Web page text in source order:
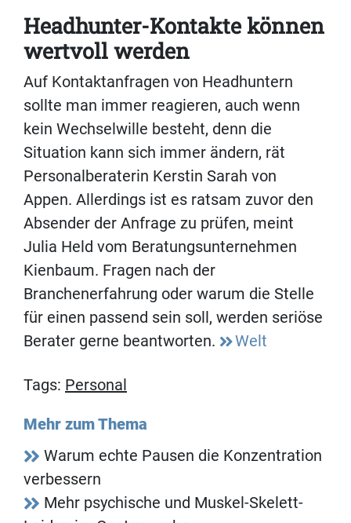
Headhunter-Kontakte können
wertvoll werden
Auf Kontaktanfragen von Headhuntern
sollte man immer reagieren, auch wenn
kein Wechselwille besteht, denn die
Situation kann sich immer ändern, rät
Personalberaterin Kerstin Sarah von
Appen. Allerdings ist es ratsam zuvor den
Absender der Anfrage zu prüfen, meint
Julia Held vom Beratungsunternehmen
Kienbaum. Fragen nach der
Branchenerfahrung oder warum die Stelle
für einen passend sein soll, werden seriöse
Berater gerne beantworten.
Welt
Tags: Personal
Mehr zum Thema
Warum echte Pausen die Konzentration
verbessern
Mehr psychische und Muskel-Skelett-